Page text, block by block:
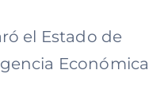
el Estado de
Económica